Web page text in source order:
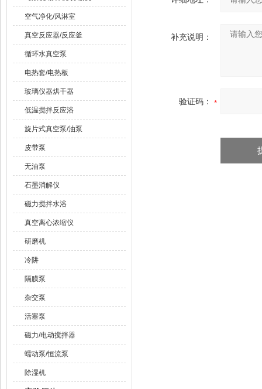
空气净化/风淋室
真空反应器/反应釜
循环水真空泵
电热套/电热板
玻璃仪器烘干器
低温搅拌反应浴
旋片式真空泵/油泵
皮带泵
无油泵
石墨消解仪
磁力搅拌水浴
真空离心浓缩仪
研磨机
冷阱
隔膜泵
杂交泵
活塞泵
磁力/电动搅拌器
蠕动泵/恒流泵
除湿机
补充说明：
验证码：